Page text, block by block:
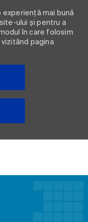
experiență mai bună
ului și pentru a
în care folosim
pagina